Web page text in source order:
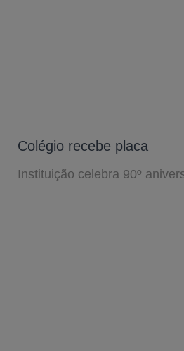
Colégio recebe placa
Instituição celebra 90º